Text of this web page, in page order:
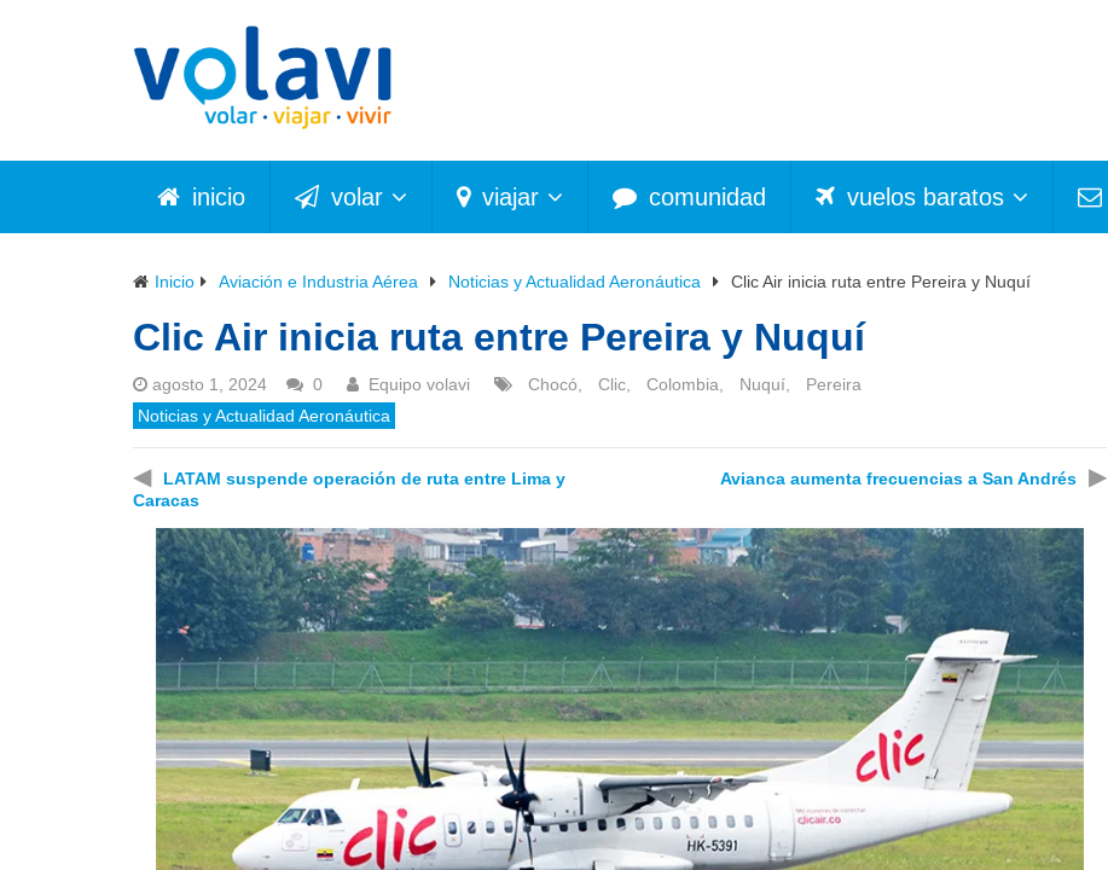
inicio volar viajar comunidad vuelos baratos
Inicio Aviación e Industria Aérea Noticias y Actualidad Aeronáutica Clic Air inicia ruta entre Pereira y Nuquí
Clic Air inicia ruta entre Pereira y Nuquí
agosto 1, 2024 0 Equipo volavi Chocó Clic Colombia Nuquí
Pereira
Noticias y Actualidad Aeronáutica
◀
LATAM suspende operación de ruta entre Lima y
Caracas
Avianca aumenta frecuencias a San Andrés ▶